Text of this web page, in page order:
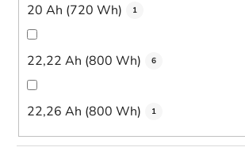
20 Ah (720 Wh) 1
22,22 Ah (800 Wh) 6
22,26 Ah (800 Wh) 1